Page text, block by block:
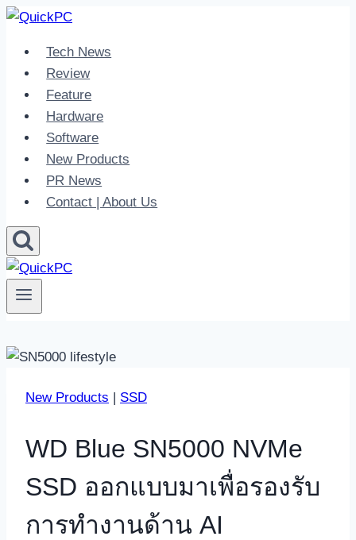
Skip
contentTech News
Review
Feature
Hardware
Software
New Products
PR News
Contact | About Us
New Products | SSD
WD Blue SN5000 NVMe
SSD ออกแบบมาเพื่อรองรับ
การทำงานด้าน AI